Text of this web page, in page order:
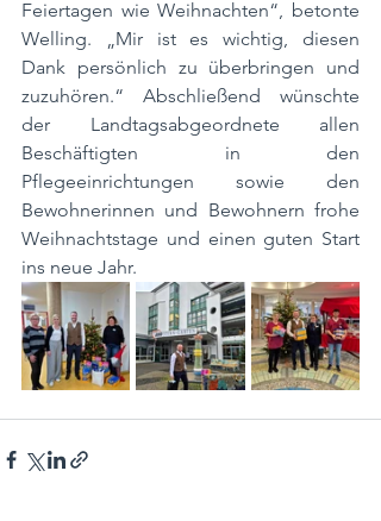
Feiertagen wie Weihnachten“, betonte
Welling. „Mir ist es wichtig, diesen
Dank persönlich zu überbringen und
zuzuhören.“ Abschließend wünschte
der Landtagsabgeordnete allen
Beschäftigten in den
Pflegeeinrichtungen sowie den
Bewohnerinnen und Bewohnern frohe
Weihnachtstage und einen guten Start
ins neue Jahr.